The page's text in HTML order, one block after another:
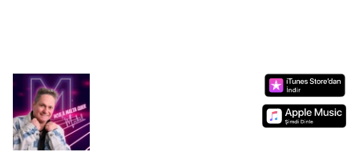
Current
Time0:00
Duration-:-
Loaded: